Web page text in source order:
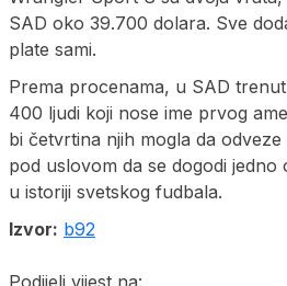
SAD oko 39.700 dolara. Sve
plate sami.
Prema procenama, u SAD
400 ljudi koji nose ime prvog
bi četvrtina njih mogla da
pod uslovom da se dogodi jedno
u istoriji svetskog fudbala.
Izvor: b92
Podijeli vijest na: